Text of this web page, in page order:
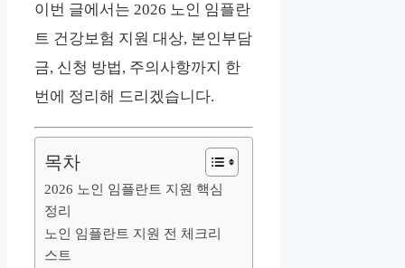
이번 글에서는 2026 노인 임플란
트 건강보험 지원 대상, 본인부담
금, 신청 방법, 주의사항까지 한
번에 정리해 드리겠습니다.
목차
2026 노인 임플란트 지원 핵심
정리
노인 임플란트 지원 전 체크리
스트